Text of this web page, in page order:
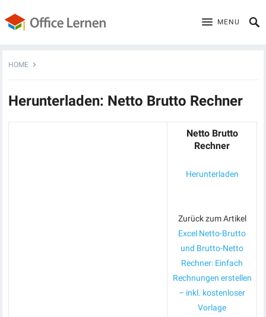
MENU
HOME
Herunterladen: Netto Brutto Rechner
Netto Brutto
Rechner
Herunterladen
Zurück zum Artikel
Excel Netto-Brutto
und Brutto-Netto
Rechner: Einfach
Rechnungen erstellen
– inkl. kostenloser
Vorlage